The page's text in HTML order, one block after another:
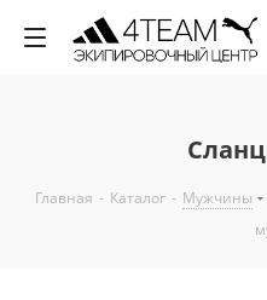
Главная - Каталог - Мужчины